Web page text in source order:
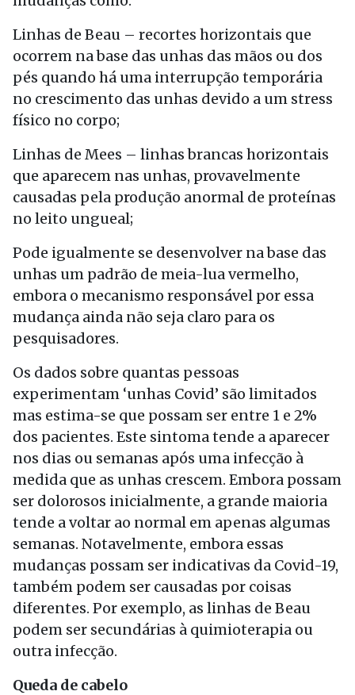
Linhas de Beau – recortes horizontais que
ocorrem na base das unhas das mãos ou dos
pés quando há uma interrupção temporária
no crescimento das unhas devido a um stress
físico no corpo;
Linhas de Mees – linhas brancas horizontais
que aparecem nas unhas, provavelmente
causadas pela produção anormal de proteínas
no leito ungueal;
Pode igualmente se desenvolver na base das
unhas um padrão de meia-lua vermelho,
embora o mecanismo responsável por essa
mudança ainda não seja claro para os
pesquisadores.
Os dados sobre quantas pessoas
experimentam ‘unhas Covid’ são limitados
mas estima-se que possam ser entre 1 e 2%
dos pacientes. Este sintoma tende a aparecer
nos dias ou semanas após uma infecção à
medida que as unhas crescem. Embora possam
ser dolorosos inicialmente, a grande maioria
tende a voltar ao normal em apenas algumas
semanas. Notavelmente, embora essas
mudanças possam ser indicativas da Covid-19,
também podem ser causadas por coisas
diferentes. Por exemplo, as linhas de Beau
podem ser secundárias à quimioterapia ou
outra infecção.
Queda de cabelo